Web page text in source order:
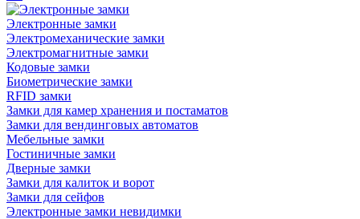
Электронные замки
Электромеханические замки
Электромагнитные замки
Кодовые замки
Биометрические замки
RFID замки
Замки для камер хранения и постаматов
Замки для вендинговых автоматов
Мебельные замки
Гостиничные замки
Дверные замки
Замки для калиток и ворот
Замки для сейфов
Электронные замки невидимки